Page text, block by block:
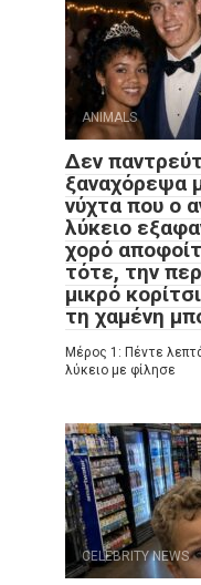
ANIMALS
Δεν
ξαναχόρεψα
νύχτα που ο
λύκειο
χορό
τότε, την
μικρό
τη χαμένη
Μέρος 1: Πέντε
λύκειο με φίλησε
CELEBRITY NEWS